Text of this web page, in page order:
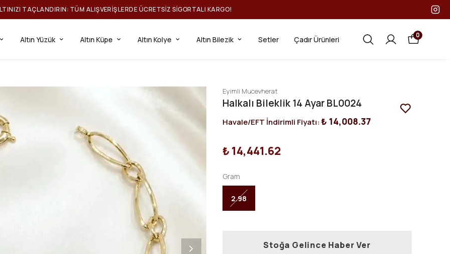
TAÇLANDIRIN: TÜM ALIŞVERIŞLERDE ÜCRETSIZ SIGORTALI KARGO!
Altın Yüzük Altın Küpe Altın Kolye Altın Bilezik Setler Çadır Ürünleri 0
Eyimli Mucevherat
Halkalı Bileklik 14 Ayar BL0024
Havale/EFT İndirimli Fiyatı:₺ 14,008.37
₺ 14,441.62
Gram
2.98
Stoğa Gelince Haber Ver